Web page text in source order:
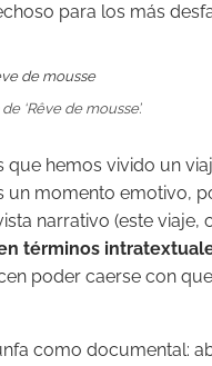
para los más
‘Rêve de mousse’.
que hemos vivido un
un momento emotivo,
narrativo (este viaje,
términos
poder caerse con
como documental: